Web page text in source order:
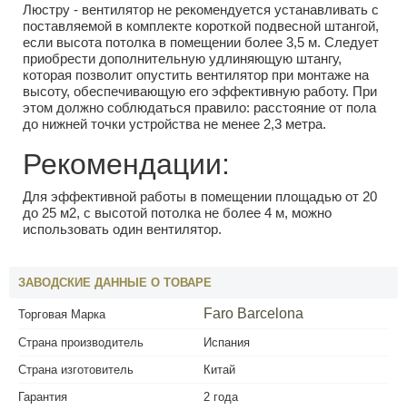
Люстру - вентилятор не рекомендуется устанавливать с
поставляемой в комплекте короткой подвесной штангой,
если высота потолка в помещении более 3,5 м. Следует
приобрести дополнительную удлиняющую штангу,
которая позволит опустить вентилятор при монтаже на
высоту, обеспечивающую его эффективную работу. При
этом должно соблюдаться правило: расстояние от пола
до нижней точки устройства не менее 2,3 метра.
Рекомендации:
Для эффективной работы в помещении площадью от 20
до 25 м2, с высотой потолка не более 4 м, можно
использовать один вентилятор.
ЗАВОДСКИЕ ДАННЫЕ О ТОВАРЕ
Торговая Марка Faro Barcelona
Страна производитель
Испания
Страна изготовитель
Китай
Гарантия
2 года